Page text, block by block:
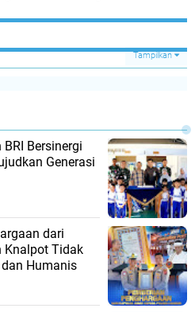
Tampilkan
Bersinergi
Generasi
dari
Knalpot Tidak
Humanis